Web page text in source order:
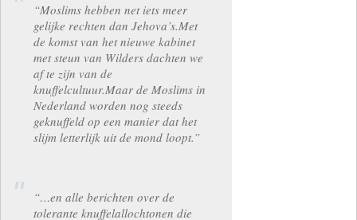
“Moslims hebben net iets meer
gelijke rechten dan Jehova’s.Met
de komst van het nieuwe kabinet
met steun van Wilders dachten we
af te zijn van de
knuffelcultuur.Maar de Moslims in
Nederland worden nog steeds
geknuffeld op een manier dat het
slijm letterlijk uit de mond loopt.”
“…en alle berichten over de
tolerante knuffelallochtonen die